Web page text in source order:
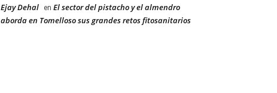
Ejay Dehal en El sector del pistacho y el almendro
aborda en Tomelloso sus grandes retos fitosanitarios